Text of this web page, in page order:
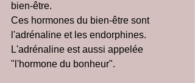
bien-être.
Ces hormones du bien-être sont
l'adrénaline et les endorphines.
L'adrénaline est aussi appelée
"l'hormone du bonheur".